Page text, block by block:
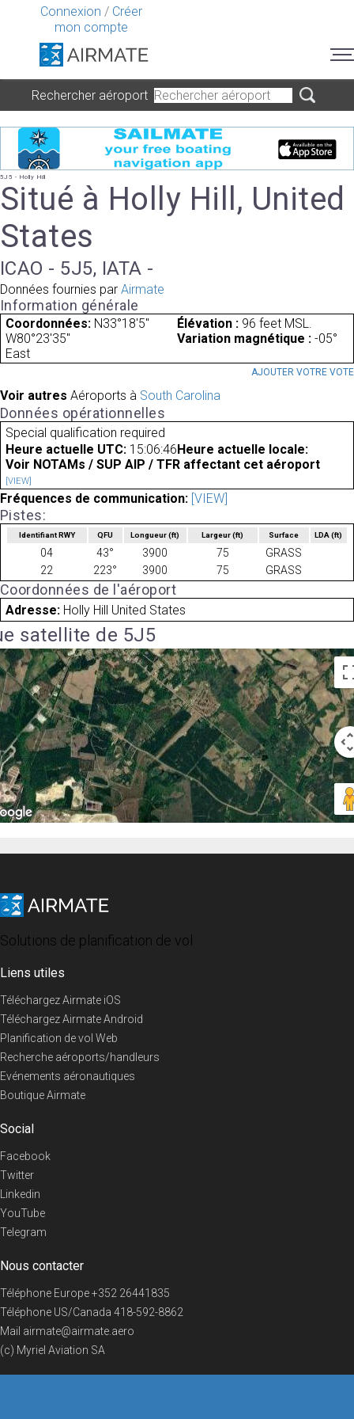
Connexion / Créer
mon compte
Rechercher aéroport
5J5 - Holly Hill
Situé à Holly Hill, United
States
ICAO - 5J5, IATA -
Données fournies par Airmate
Information générale
Coordonnées: N33°18'5"
W80°23'35"
Élévation : 96 feet MSL.
Variation magnétique : -05°
East
AJOUTER VOTRE VOTE
Voir autres Aéroports à South Carolina
Données opérationnelles
Special qualification required
Heure actuelle UTC: 15:06:46 Heure actuelle locale:
Voir NOTAMs / SUP AIP / TFR affectant cet aéroport
[VIEW]
Fréquences de communication: [VIEW]
Pistes:
Identifiant RWY QFU Longueur(ft) Largeur(ft) Surface LDA(ft)
04 43° 3900 75
GRASS
22
223° 3900 75 GRASS
Coordonnées de l'aéroport
Adresse: Holly Hill United States
satellite de 5J5
Solutions de planification de vol
Liens utiles
Téléchargez Airmate iOS
Téléchargez Airmate Android
Planification de vol Web
Recherche aéroports/handleurs
Evénements aéronautiques
Boutique Airmate
Social
Facebook
Twitter
Linkedin
YouTube
Telegram
Nous contacter
Téléphone Europe+352 26441835
Téléphone US/Canada 418-592-8862
Mail airmate@airmate.aero
(c) Myriel Aviation SA